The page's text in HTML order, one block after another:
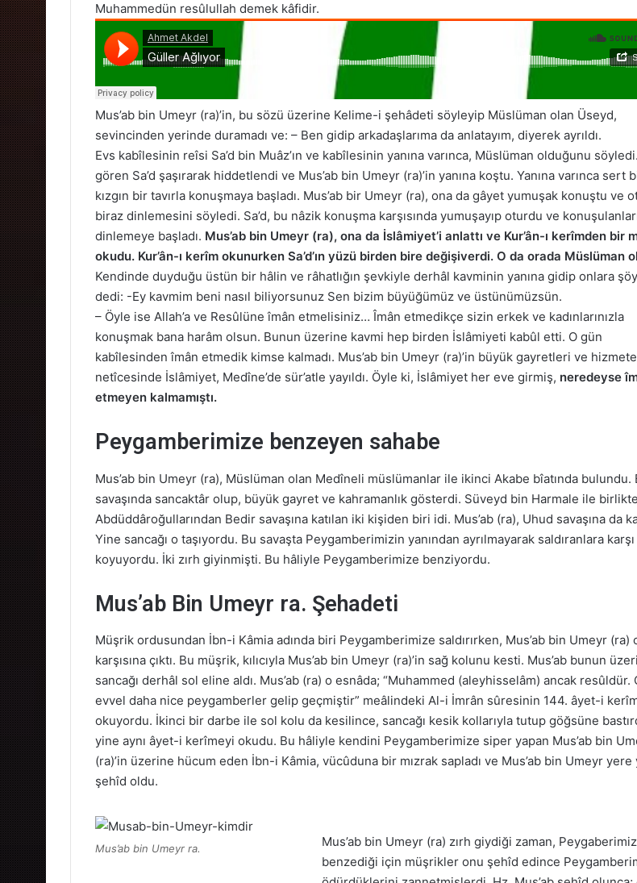
Muhammedün resûlullah demek kâfidir.
Mus’ab bin Umeyr (ra)’in, bu sözü üzerine Kelime-i şehâdeti söyleyip Müslüman olan Üseyd,
sevincinden yerinde duramadı ve: – Ben gidip arkadaşlarıma da anlatayım, diyerek ayrıldı.
Evs kabîlesinin reîsi Sa’d bin Muâz’ın ve kabîlesinin yanına varınca, Müslüman olduğunu
gören Sa’d şaşırarak hiddetlendi ve Mus’ab bin Umeyr (ra)’in yanına koştu. Yanına varınca sert
kızgın bir tavırla konuşmaya başladı. Mus’ab bir Umeyr (ra), ona da gâyet yumuşak konuştu ve
biraz dinlemesini söyledi. Sa’d, bu nâzik konuşma karşısında yumuşayıp oturdu ve
dinlemeye başladı. Mus’ab bin Umeyr (ra), ona da İslâmiyet’i anlattı ve Kur’ân-ı kerîmden bir
okudu. Kur’ân-ı kerîm okunurken Sa’d’ın yüzü birden bire değişiverdi. O da orada Müslüman
Kendinde duyduğu üstün bir hâlin ve râhatlığın şevkiyle derhâl kavminin yanına gidip onlara
dedi: -Ey kavmim beni nasıl biliyorsunuz Sen bizim büyüğümüz ve üstünümüzsün.
– Öyle ise Allah’a ve Resûlüne îmân etmelisiniz… Îmân etmedikçe sizin erkek ve kadınlarınızla
konuşmak bana harâm olsun. Bunun üzerine kavmi hep birden İslâmiyeti kabûl etti. O gün
kabîlesinden îmân etmedik kimse kalmadı. Mus’ab bin Umeyr (ra)’in büyük gayretleri ve
netîcesinde İslâmiyet, Medîne’de sür’atle yayıldı. Öyle ki, İslâmiyet her eve girmiş, neredeyse
etmeyen kalmamıştı.
Peygamberimize benzeyen sahabe
Mus’ab bin Umeyr (ra), Müslüman olan Medîneli müslümanlar ile ikinci Akabe bîatında bulundu.
savaşında sancaktâr olup, büyük gayret ve kahramanlık gösterdi. Süveyd bin Harmale ile birlikte
Abdüddâroğullarından Bedir savaşına katılan iki kişiden biri idi. Mus’ab (ra), Uhud savaşına da
Yine sancağı o taşıyordu. Bu savaşta Peygamberimizin yanından ayrılmayarak saldıranlara karşı
koyuyordu. İki zırh giyinmişti. Bu hâliyle Peygamberimize benziyordu.
Mus’ab Bin Umeyr ra. Şehadeti
Müşrik ordusundan İbn-i Kâmia adında biri Peygamberimize saldırırken, Mus’ab bin Umeyr (ra)
karşısına çıktı. Bu müşrik, kılıcıyla Mus’ab bin Umeyr (ra)’in sağ kolunu kesti. Mus’ab bunun
sancağı derhâl sol eline aldı. Mus’ab (ra) o esnâda; “Muhammed (aleyhisselâm) ancak resûldür.
evvel daha nice peygamberler gelip geçmiştir” meâlindeki Al-i İmrân sûresinin 144. âyet-i
okuyordu. İkinci bir darbe ile sol kolu da kesilince, sancağı kesik kollarıyla tutup göğsüne
yine aynı âyet-i kerîmeyi okudu. Bu hâliyle kendini Peygamberimize siper yapan Mus’ab bin
(ra)’in üzerine hücum eden İbn-i Kâmia, vücûduna bir mızrak sapladı ve Mus’ab bin Umeyr yere
şehîd oldu.
Mus’ab bin Umeyr ra.
Mus’ab bin Umeyr (ra) zırh giydiği zaman,
benzediği için müşrikler onu şehîd edince